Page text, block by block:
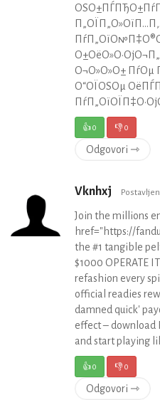
О¬О»О»О±
О“ОЇОЅОµ
👍0 👎0
Odgovori ⇾
Vknhxj
Join the millions
href="https://
the #1 tangible
$1000 OPERATE
refashion every
official readies
damned quick'
effect – download
and start playing
👍0 👎0
Odgovori ⇾